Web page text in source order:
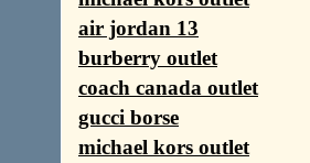
air jordan 13
burberry outlet
coach canada outlet
gucci borse
michael kors outlet